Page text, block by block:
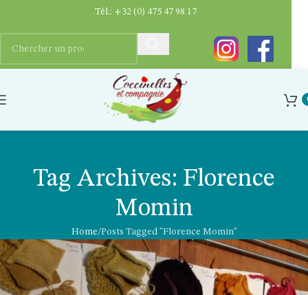
Tag Archives: Florence
Momin
Home Posts Tagged "Florence Momin"
Tél.: +32 (0) 475 47 98 17